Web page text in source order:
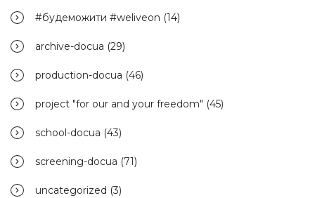
#будеможити #weliveon (14)
archive-docua (29)
production-docua (46)
project "for our and your freedom" (45)
school-docua (43)
screening-docua (71)
uncategorized (3)